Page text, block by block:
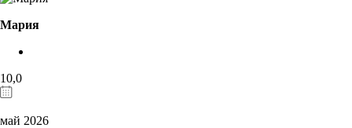
Мария
10,0
май 2026